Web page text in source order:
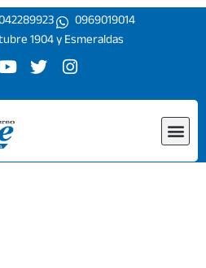
0969019014
1904 y Esmeraldas
Y
u
t
u
b
e
T
i
r
I
s
r